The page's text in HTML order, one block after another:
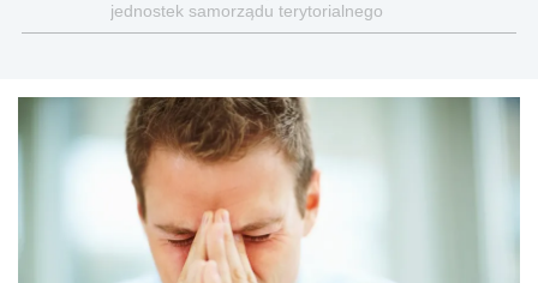
jednostek samorządu terytorialnego